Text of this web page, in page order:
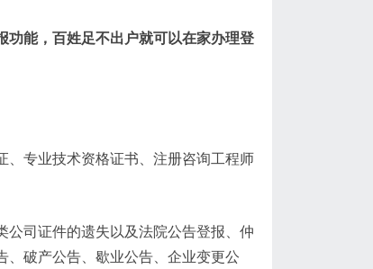
功能，百姓足不出户就可以在家办理登
专业技术资格证书、注册咨询工程师
司证件的遗失以及法院公告登报、仲
、破产公告、歇业公告、企业变更公